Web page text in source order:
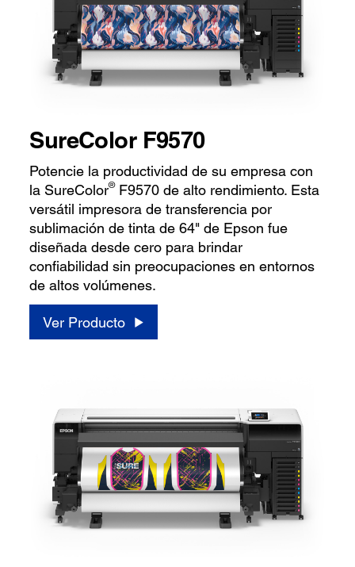
SureColor F9570
Potencie la productividad de su empresa con
la SureColor®F9570 de alto rendimiento. Esta
versátil impresora de transferencia por
sublimación de tinta de 64" de Epson fue
diseñada desde cero para brindar
confiabilidad sin preocupaciones en entornos
de altos volúmenes.
Ver Producto